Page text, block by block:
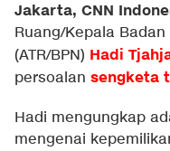
Jakarta, CNN
Ruang/Kepala
(ATR/BPN) Hadi
persoalan sengketa
Hadi mengungkap
mengenai